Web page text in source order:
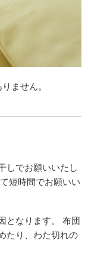
ません。
しでお願いいたし
短時間でお願いい
となります。 布団
たり、わた切れの